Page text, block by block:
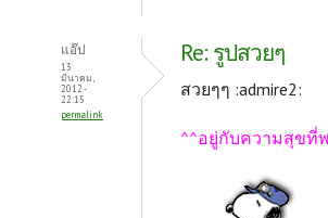
แอ๊ป
13
มีนาคม,
2012 -
22:15
permalink
Re: รูปสวยๆ
สวยๆๆ :admire2:
^^อยู่กับความสุขที่